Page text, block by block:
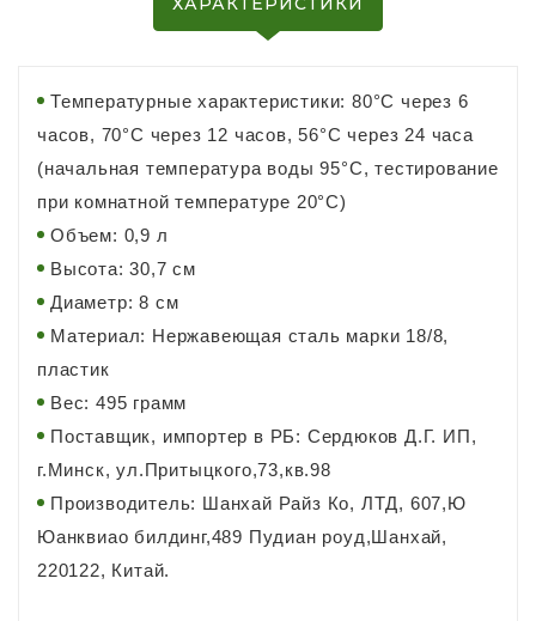
Температурные характеристики: 80°С через 6
часов, 70°С через 12 часов, 56°С через 24 часа
(начальная температура воды 95°C, тестирование
при комнатной температуре 20°C)
Объем: 0,9 л
Высота: 30,7 см
Диаметр: 8 см
Материал: Нержавеющая сталь марки 18/8,
пластик
Вес: 495 грамм
Поставщик, импортер в РБ: Сердюков Д.Г. ИП,
г.Минск, ул.Притыцкого,73,кв.98
Производитель: Шанхай Райз Ко, ЛТД, 607,Ю
Юанквиао билдинг,489 Пудиан роуд,Шанхай,
220122, Китай.